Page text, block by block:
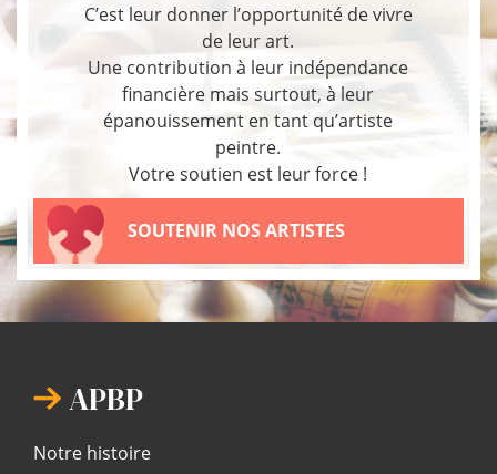
C’est leur donner l’opportunité de vivre
de leur art.
Une contribution à leur indépendance
financière mais surtout, à leur
épanouissement en tant qu’artiste
peintre.
Votre soutien est leur force !
SOUTENIR NOS ARTISTES
APBP
Notre histoire